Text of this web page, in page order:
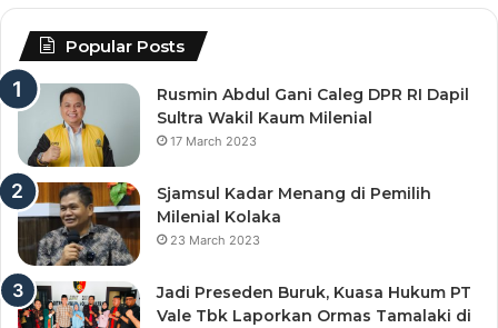
Popular Posts
Rusmin Abdul Gani Caleg DPR RI Dapil
Sultra Wakil Kaum Milenial
17 March 2023
Sjamsul Kadar Menang di Pemilih
Milenial Kolaka
23 March 2023
Jadi Preseden Buruk, Kuasa Hukum PT
Vale Tbk Laporkan Ormas Tamalaki di